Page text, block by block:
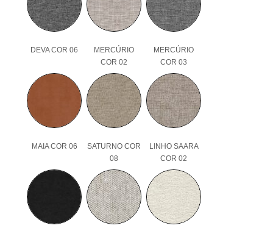
DEVA COR 06
MERCÚRIO
COR 02
MERCÚRIO
COR 03
MAIA COR 06
SATURNO COR
08
LINHO SAARA
COR 02